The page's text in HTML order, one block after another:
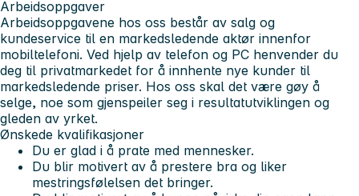
Arbeidsoppgaver
Arbeidsoppgavene hos oss består av salg og
kundeservice til en markedsledende aktør innenfor
mobiltelefoni. Ved hjelp av telefon og PC henvender du
deg til privatmarkedet for å innhente nye kunder til
markedsledende priser. Hos oss skal det være gøy å
selge, noe som gjenspeiler seg i resultatutviklingen og
gleden av yrket.
Ønskede kvalifikasjoner
Du er glad i å prate med mennesker.
Du blir motivert av å prestere bra og liker
mestringsfølelsen det bringer.